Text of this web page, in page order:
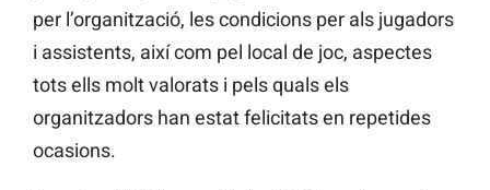
per l’organització, les condicions per als jugadors
i assistents, així com pel local de joc, aspectes
tots ells molt valorats i pels quals els
organitzadors han estat felicitats en repetides
ocasions.